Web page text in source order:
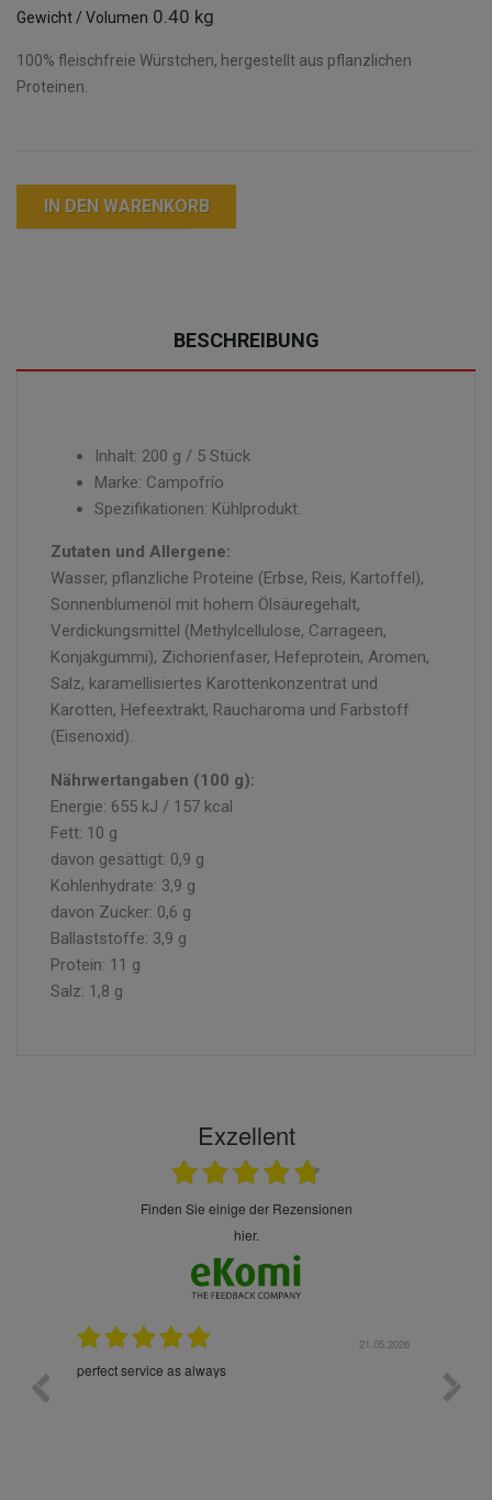
Gewicht / Volumen 0.40 kg
100% fleischfreie Würstchen, hergestellt aus pflanzlichen
Proteinen.
IN DEN WARENKORB
BESCHREIBUNG
Inhalt: 200 g / 5 Stück
Marke: Campofrío
Spezifikationen: Kühlprodukt.
Zutaten und Allergene:
Wasser, pflanzliche Proteine (Erbse, Reis, Kartoffel),
Sonnenblumenöl mit hohem Ölsäuregehalt,
Verdickungsmittel (Methylcellulose, Carrageen,
Konjakgummi), Zichorienfaser, Hefeprotein, Aromen,
Salz, karamellisiertes Karottenkonzentrat und
Karotten, Hefeextrakt, Raucharoma und Farbstoff
(Eisenoxid).
Nährwertangaben (100 g):
Energie: 655 kJ / 157 kcal
Fett: 10 g
davon gesättigt: 0,9 g
Kohlenhydrate: 3,9 g
davon Zucker: 0,6 g
Ballaststoffe: 3,9 g
Protein: 11 g
Salz: 1,8 g
Exzellent
finden Sie einige der Rezensionen
hier.
21.05.2026
perfect service as always
Die